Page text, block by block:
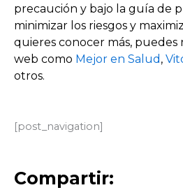
precaución y bajo la guía de
minimizar los riesgos y
quieres conocer más, puedes
web como Mejor en Salud ,
otros.
[post_navigation]
Compartir: